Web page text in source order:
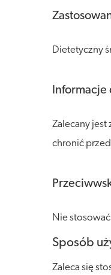
Dietetyczny
Zalecany
chronić
Nie
Sposób
Zaleca się